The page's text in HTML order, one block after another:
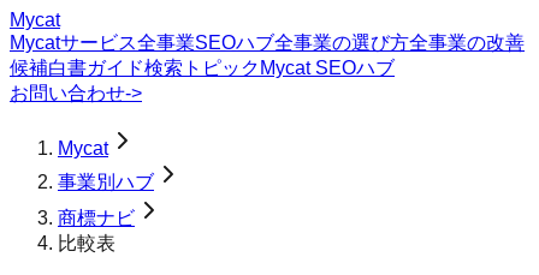
Mycat
Mycatサービス全事業SEOハブ全事業の選び方全事業の改善
候補白書ガイド検索トピック Mycat SEOハブ
お問い合わせ->
Mycat
事業別ハブ
商標ナビ
比較表